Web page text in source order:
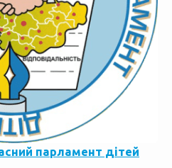
парламент дітей